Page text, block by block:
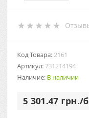
Код Товара:2161
Артикул:731214194
Наличие: В наличии
5 301.47 грн./